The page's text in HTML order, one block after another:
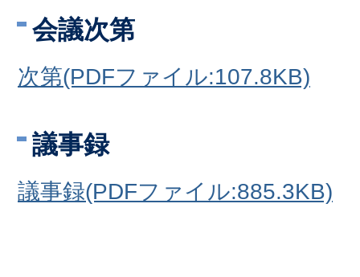
会議次第
次第(PDFファイル:107.8KB)
議事録
議事録(PDFファイル:885.3KB)